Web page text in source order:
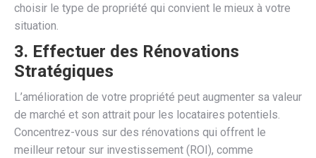
choisir le type de propriété qui convient le mieux à votre
situation.
3. Effectuer des Rénovations
Stratégiques
L’amélioration de votre propriété peut augmenter sa valeur
de marché et son attrait pour les locataires potentiels.
Concentrez-vous sur des rénovations qui offrent le
meilleur retour sur investissement (ROI), comme